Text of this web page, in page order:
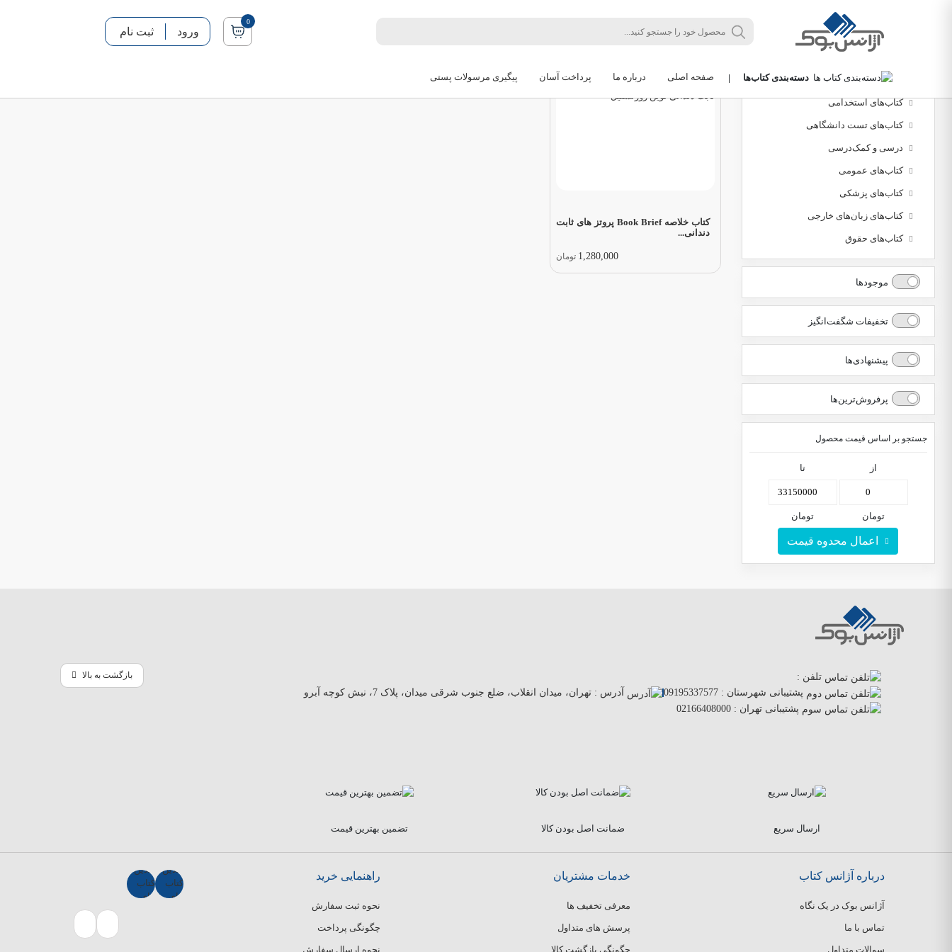
0
ورود ثبت نام
دسته‌بندی کتاب‌ها | صفحه اصلی درباره ما پرداخت آسان پیگیری مرسولات پستی
کتاب‌های دانشگاهی
کتاب‌های استخدامی
کتاب‌های تست دانشگاهی
درسی و کمک‌درسی
کتاب‌های عمومی
کتاب‌های پزشکی
کتاب‌های زبان‌های خارجی
کتاب‌های حقوق
موجودها
تخفیفات شگفت‌انگیز
پیشنهادی‌ها
پرفروش‌ترین‌ها
جستجو بر اساس قیمت محصول
از
تومان
تا
تومان
اعمال محدوه قیمت
کتاب خلاصه Book Brief پروتز های ثابت
دندانی...
1,280,000 تومان
بازگشت به بالا
تلفن :
پشتیبانی شهرستان : 09195337577
پشتیبانی تهران : 02166408000
آدرس : تهران، میدان انقلاب، ضلع جنوب شرقی میدان، پلاک 7، نبش کوچه آبرو
ارسال سریع ضمانت اصل بودن کالا تضمین بهترین قیمت
درباره آژانس کتاب
آژانس بوک در یک نگاه
تماس با ما
سوالات متداول
خدمات مشتریان
معرفی تخفیف ها
پرسش های متداول
چگونگی بازگشت کالا
راهنمایی خرید
نحوه ثبت سفارش
چگونگی پرداخت
نحوه ارسال سفارش